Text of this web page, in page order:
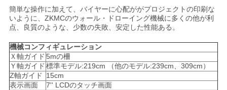
ニ
ュ
ー
ス
簡単な操作に加えて、バイヤーに心配ががプロジェクトの印刷な
いように、ZKMCのウォール・ドローイング機械に多くの他が利
点、良質のような、少数の失敗、安定した性能ある。
機械コンフィギュレーション
Ｘ軸ガイド 5mの柵
Ｙ軸ガイド 標準モデル:219cm （他のモデル:239cm、309cm）
Z軸ガイド
15cm
表示画面
7'' LCDのタッチ画面